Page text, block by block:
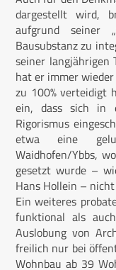
dargestellt wird,
aufgrund seiner
Bausubstanz zu
seiner langjährigen
hat er immer
zu 100% verteidigt
ein, dass sich in
Rigorismus
etwa eine
Waidhofen/Ybbs,
gesetzt wurde –
Hans Hollein – nicht
Ein weiteres
funktional als
Auslobung von
freilich nur bei
Wohnbau ab 39